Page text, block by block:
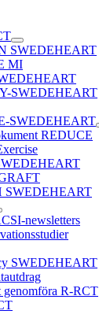
SWEDEHEART
MI
SWEDEHEART
SWEDEHEART
REDUCE
SWEDEHEART
newsletters
SWEDEHEART
genomföra R-RCT